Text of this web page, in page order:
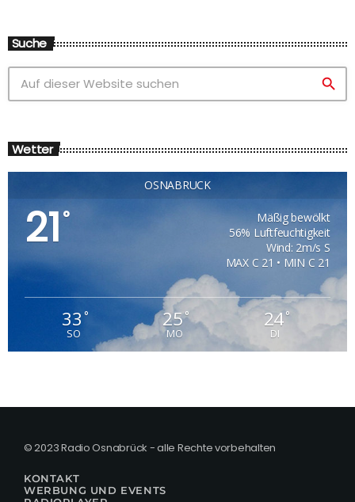
Suche
search
Wetter
OSNABRÜCK
21 °
Mäßig bewölkt
56% Luftfeuchtigkeit
Wind: 2m/s S
MAX C 21 • MIN C 21
33 °
SO
25°
MO
24°
DI
© 2023 Radio Osnabrück - alle Rechte vorbehalten
KONTAKT
WERBUNG UND EVENTS